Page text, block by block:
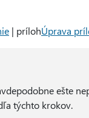
| prílohÚprava
ešte
týchto krokov.